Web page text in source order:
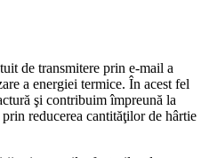
de transmitere prin e-mail a
a energiei termice. În acest fel
şi contribuim împreună la
reducerea cantităţilor de hârtie